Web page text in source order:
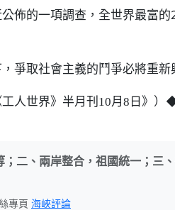
佈的一項調查，全世界最富
爭取社會主義的鬥爭必將重新
人世界》半月刊10月8日》 ）
二、兩岸整合，祖國統一；三
專頁 海峽評論